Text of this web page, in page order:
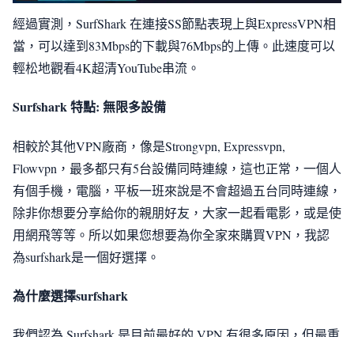
經過實測，SurfShark 在連接SS節點表現上與ExpressVPN相
當，可以達到83Mbps的下載與76Mbps的上傳。此速度可以
輕松地觀看4K超清YouTube串流。
Surfshark 特點: 無限多設備
相較於其他VPN廠商，像是Strongvpn, Expressvpn,
Flowvpn，最多都只有5台設備同時連線，這也正常，一個人
有個手機，電腦，平板一班來說是不會超過五台同時連線，
除非你想要分享給你的親朋好友，大家一起看電影，或是使
用網飛等等。所以如果您想要為你全家來購買VPN，我認
為surfshark是一個好選擇。
為什麼選擇surfshark